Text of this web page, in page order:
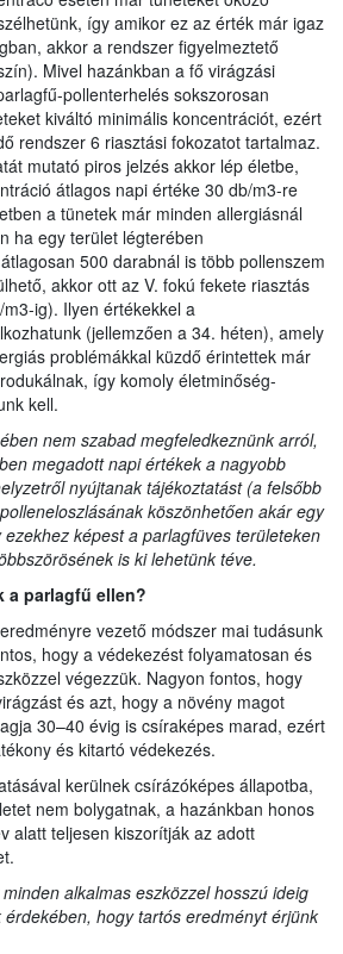
így amikor ez az érték már igaz
akkor a rendszer figyelmeztető
Mivel hazánkban a fő virágzási
pollenterhelés sokszorosan
kiváltó minimális koncentrációt, ezért
rendszer 6 riasztási fokozatot tartalmaz.
mutató piros jelzés akkor lép életbe,
átlagos napi értéke 30 db/m3-re
a tünetek már minden allergiásnál
ha egy terület légterében
500 darabnál is több pollenszem
akkor ott az V. fokú fekete riasztás
ig). Ilyen értékekkel a
(jellemzően a 34. héten), amely
problémákkal küzdő érintettek már
így komoly életminőség-
kell.
nem szabad megfeledkeznünk arról,
megadott napi értékek a nagyobb
nyújtanak tájékoztatást (a felsőbb
köszönhetően akár egy
képest a parlagfüves területeken
is ki lehetünk téve.
a parlagfű ellen?
vezető módszer mai tudásunk
hogy a védekezést folyamatosan és
végezzük. Nagyon fontos, hogy
és azt, hogy a növény magot
30–40 évig is csíraképes marad, ezért
és kitartó védekezés.
kerülnek csírázóképes állapotba,
nem bolygatnak, a hazánkban honos
alatt teljesen kiszorítják az adott
alkalmas eszközzel hosszú ideig
hogy tartós eredményt érjünk